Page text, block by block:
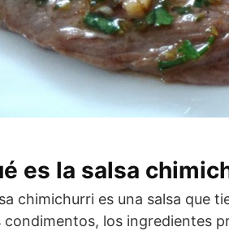
es la salsa
chimichurri es una salsa que
condimentos, los ingredientes